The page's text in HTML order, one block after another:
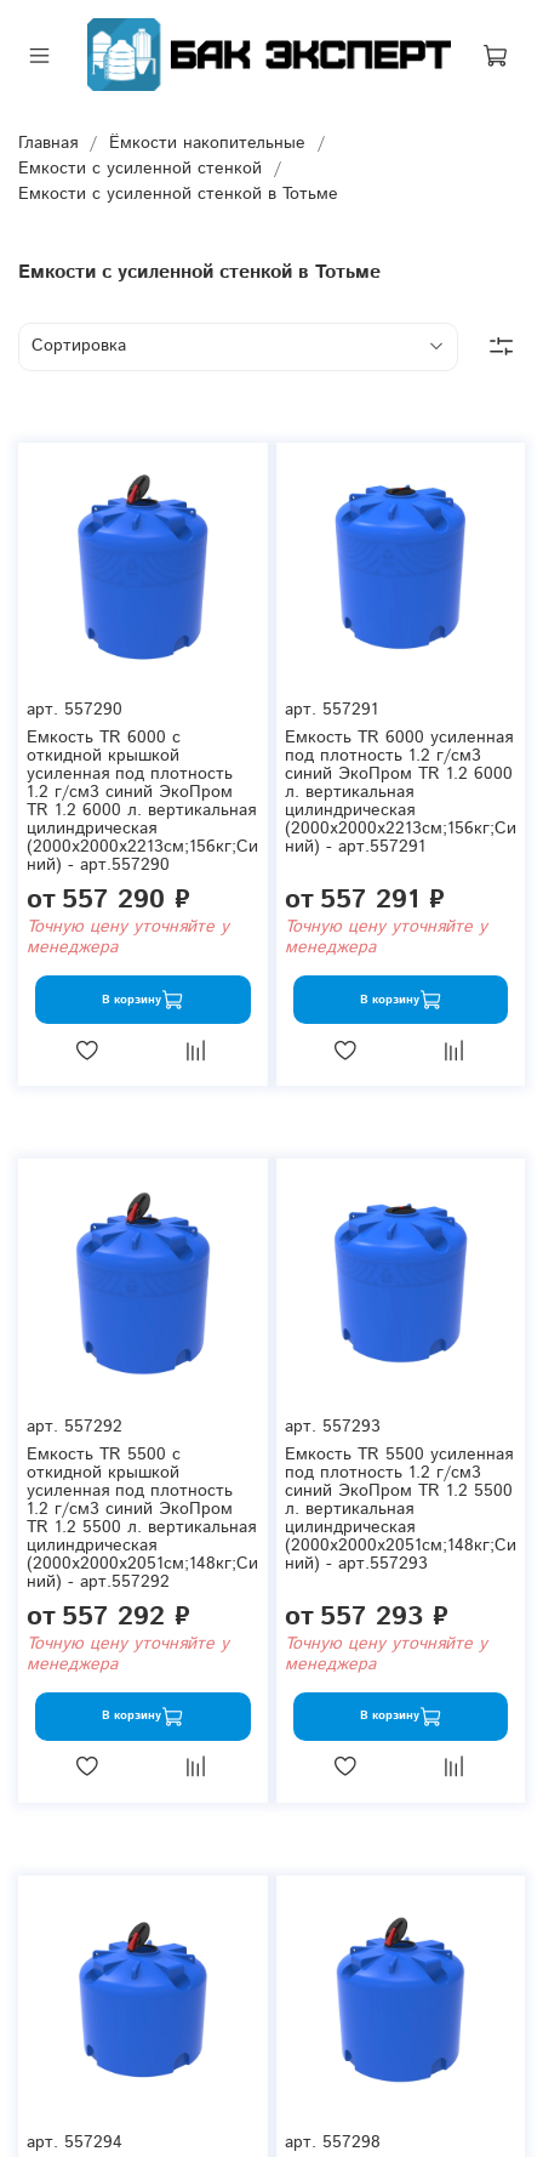
Главная
Ёмкости накопительные
Емкости с усиленной стенкой
Емкости с усиленной стенкой в Тотьме
Емкости с усиленной стенкой в Тотьме
арт. 557290
Емкость TR 6000 с
откидной крышкой
усиленная под плотность
1.2 г/см3 синий ЭкоПром
TR 1.2 6000 л. вертикальная
цилиндрическая
(2000x2000x2213см;156кг;Си
ний) - арт.557290
от557 290 ₽
Точную цену уточняйте у
менеджера
В корзину
арт. 557291
Емкость TR 6000 усиленная
под плотность 1.2 г/см3
синий ЭкоПром TR 1.2 6000
л. вертикальная
цилиндрическая
(2000x2000x2213см;156кг;Си
ний) - арт.557291
от557 291 ₽
Точную цену уточняйте у
менеджера
В корзину
арт. 557292
Емкость TR 5500 с
откидной крышкой
усиленная под плотность
1.2 г/см3 синий ЭкоПром
TR 1.2 5500 л. вертикальная
цилиндрическая
(2000x2000x2051см;148кг;Си
ний) - арт.557292
от557 292 ₽
Точную цену уточняйте у
менеджера
В корзину
арт. 557293
Емкость TR 5500 усиленная
под плотность 1.2 г/см3
синий ЭкоПром TR 1.2 5500
л. вертикальная
цилиндрическая
(2000x2000x2051см;148кг;Си
ний) - арт.557293
от557 293 ₽
Точную цену уточняйте у
менеджера
В корзину
арт. 557294
арт. 557298